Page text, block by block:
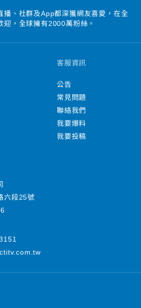
播、社群及App都深獲網友喜愛，在全
迎，全球擁有2000萬粉絲。
客服資訊
公告
常見問題
聯絡我們
我要爆料
我要投稿
六段25號